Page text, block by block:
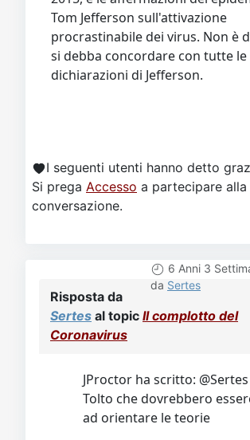
Tom Jefferson sull'attivazione
procrastinabile dei virus. Non è
si debba concordare con tutte le
dichiarazioni di Jefferson.
I seguenti utenti hanno detto
Si prega Accesso a partecipare alla
conversazione.
6 Anni 3
da Sertes
Risposta da
Sertes al topic Il complotto del
Coronavirus
JProctor ha scritto: @Sertes
Tolto che dovrebbero
ad orientare le teorie